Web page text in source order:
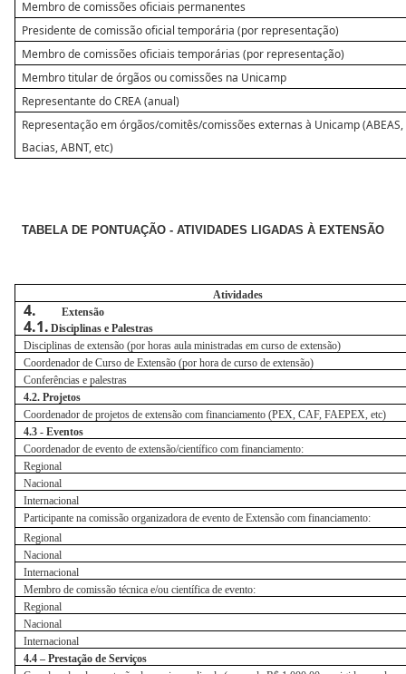
Membro de comissões oficiais permanentes
Presidente de comissão oficial temporária (por representação)
Membro de comissões oficiais temporárias (por representação)
Membro titular de órgãos ou comissões na Unicamp
Representante do CREA (anual)
Representação em órgãos/comitês/comissões externas à Unicamp
Bacias, ABNT, etc)
TABELA DE PONTUAÇÃO - ATIVIDADES LIGADAS À EXTENSÃO
Atividades
4. Extensão
4.1. Disciplinas e Palestras
Disciplinas de extensão (por horas aula ministradas em curso de extensão)
Coordenador de Curso de Extensão (por hora de curso de extensão)
Conferências e palestras
4.2. Projetos
Coordenador de projetos de extensão com financiamento (PEX, CAF, FAEPEX, etc)
4.3 - Eventos
Coordenador de evento de extensão/científico com financiamento:
Regional
Nacional
Internacional
Participante na comissão organizadora de evento de Extensão com financiamento:
Regional
Nacional
Internacional
Membro de comissão técnica e/ou científica de evento:
Regional
Nacional
Internacional
4.4 – Prestação de Serviços